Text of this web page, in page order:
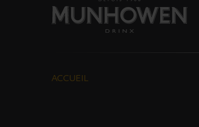
ACCUEIL